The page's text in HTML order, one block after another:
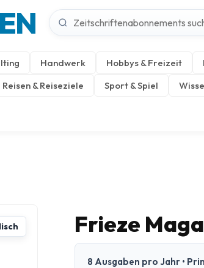
Handwerk Hobbys & Freizeit
Reisen & Reiseziele Sport & Spiel
Frieze
8 Ausgaben pro Jahr •